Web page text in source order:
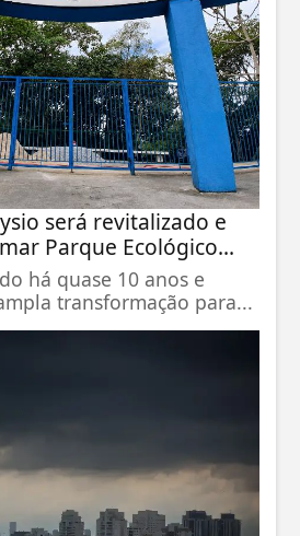
será revitalizado e
Parque Ecológico...
há quase 10 anos e
transformação para...